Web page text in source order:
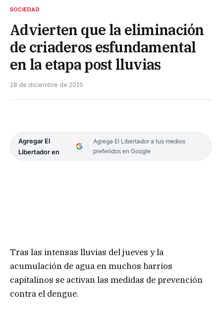
SOCIEDAD
Advierten que la eliminación
de criaderos esfundamental
en la etapa post lluvias
28 de diciembre de 2025
Agregar El
Libertador en
Agrega El Libertador a tus medios
preferidos en Google
Tras las intensas lluvias del jueves y la
acumulación de agua en muchos barrios
capitalinos se activan las medidas de prevención
contra el dengue.